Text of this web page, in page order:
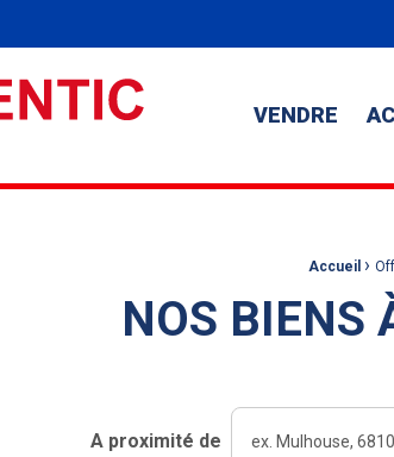
VENDRE
Accueil ›
NOS BIENS
A proximité de